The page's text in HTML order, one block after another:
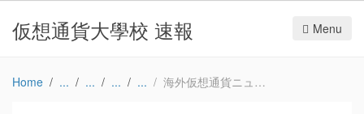
仮想通貨大學校 速報 Menu
Home 海外仮想通貨ニュース：Cryptocurrency to buy: Which are the best bitcoin stocks to purchase? – MARCA.com